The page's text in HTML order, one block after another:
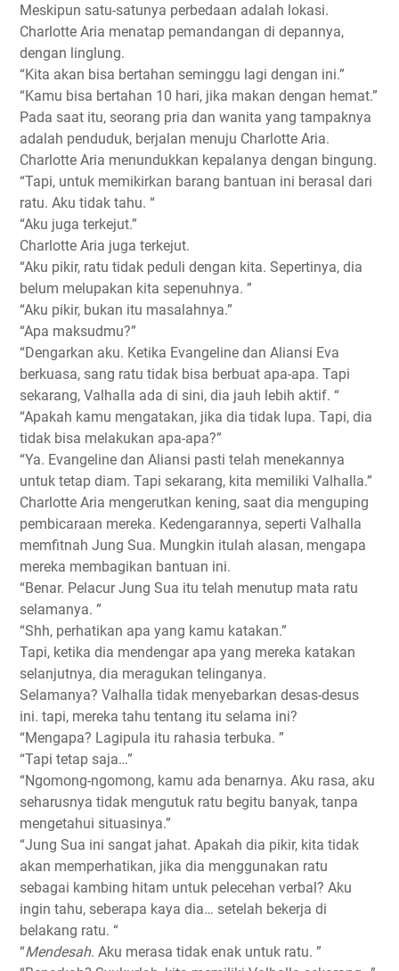
Meskipun satu-satunya perbedaan adalah lokasi.
Charlotte Aria menatap pemandangan di depannya,
dengan linglung.
“Kita akan bisa bertahan seminggu lagi dengan ini.”
“Kamu bisa bertahan 10 hari, jika makan dengan hemat.”
Pada saat itu, seorang pria dan wanita yang tampaknya
adalah penduduk, berjalan menuju Charlotte Aria.
Charlotte Aria menundukkan kepalanya dengan bingung.
“Tapi, untuk memikirkan barang bantuan ini berasal dari
ratu. Aku tidak tahu. “
“Aku juga terkejut.”
Charlotte Aria juga terkejut.
“Aku pikir, ratu tidak peduli dengan kita. Sepertinya, dia
belum melupakan kita sepenuhnya. ”
“Aku pikir, bukan itu masalahnya.”
“Apa maksudmu?”
“Dengarkan aku. Ketika Evangeline dan Aliansi Eva
berkuasa, sang ratu tidak bisa berbuat apa-apa. Tapi
sekarang, Valhalla ada di sini, dia jauh lebih aktif. “
“Apakah kamu mengatakan, jika dia tidak lupa. Tapi, dia
tidak bisa melakukan apa-apa?”
“Ya. Evangeline dan Aliansi pasti telah menekannya
untuk tetap diam. Tapi sekarang, kita memiliki Valhalla.”
Charlotte Aria mengerutkan kening, saat dia menguping
pembicaraan mereka. Kedengarannya, seperti Valhalla
memfitnah Jung Sua. Mungkin itulah alasan, mengapa
mereka membagikan bantuan ini.
“Benar. Pelacur Jung Sua itu telah menutup mata ratu
selamanya. ”
“Shh, perhatikan apa yang kamu katakan.”
Tapi, ketika dia mendengar apa yang mereka katakan
selanjutnya, dia meragukan telinganya.
Selamanya? Valhalla tidak menyebarkan desas-desus
ini. tapi, mereka tahu tentang itu selama ini?
“Mengapa? Lagipula itu rahasia terbuka. ”
“Tapi tetap saja…”
“Ngomong-ngomong, kamu ada benarnya. Aku rasa, aku
seharusnya tidak mengutuk ratu begitu banyak, tanpa
mengetahui situasinya.”
“Jung Sua ini sangat jahat. Apakah dia pikir, kita tidak
akan memperhatikan, jika dia menggunakan ratu
sebagai kambing hitam untuk pelecehan verbal? Aku
ingin tahu, seberapa kaya dia… setelah bekerja di
belakang ratu. “
“Mendesah. Aku merasa tidak enak untuk ratu. ”